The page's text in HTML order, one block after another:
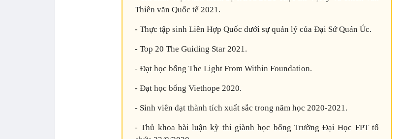
Thiên văn Quốc tế 2021.
- Thực tập sinh Liên Hợp Quốc dưới sự quản lý của Đại Sứ Quán Úc.
- Top 20 The Guiding Star 2021.
- Đạt học bổng The Light From Within Foundation.
- Đạt học bổng Viethope 2020.
- Sinh viên đạt thành tích xuất sắc trong năm học 2020-2021.
- Thủ khoa bài luận kỳ thi giành học bổng Trường Đại Học FPT tổ